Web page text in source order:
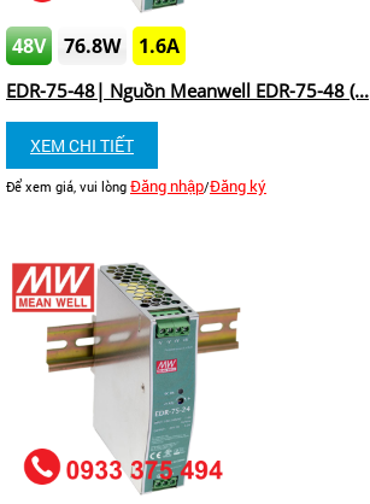
48V 76.8W 1.6A
EDR-75-48| Nguồn Meanwell EDR-75-48 (...
XEM CHI TIẾT
Để xem giá, vui lòng Đăng nhập/Đăng ký